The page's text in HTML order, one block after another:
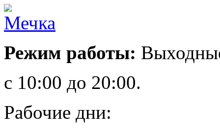
Режим работы:
с 10:00 до 20:00.
Рабочие дни: